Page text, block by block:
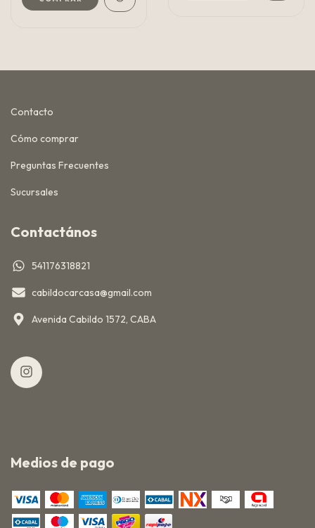
Contacto
Cómo comprar
Preguntas Frecuentes
Sucursales
Contactános
541176318821
cabildocarcasa@gmail.com
Avenida Cabildo 1572, CABA
Medios de pago